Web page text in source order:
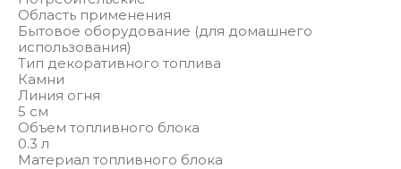
Область применения
Бытовое оборудование (для домашнего
использования)
Тип декоративного топлива
Камни
Линия огня
5 см
Объем топливного блока
0.3 л
Материал топливного блока